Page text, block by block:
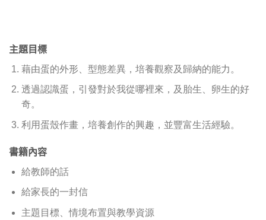
主題目標
藉由蛋的外形、型態差異，培養觀察及歸納的能力。
透過認識蛋，引發對於我從哪裡來，及胎生、卵生的好
奇。
利用蛋殼作畫，培養創作的興趣，並豐富生活經驗。
書籍內容
給教師的話
給家長的一封信
主題目標、情境布置與教學資源